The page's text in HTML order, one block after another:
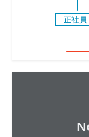
正社員